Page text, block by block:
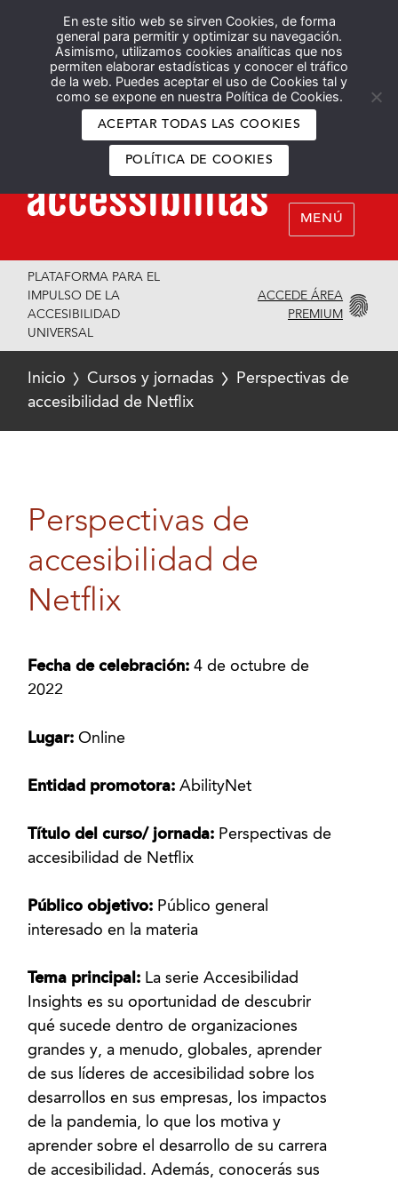
En este sitio web se sirven Cookies, de forma
general para permitir y optimizar su navegación.
Asimismo, utilizamos cookies analíticas que nos
permiten elaborar estadísticas y conocer el tráfico
de la web. Puedes aceptar el uso de Cookies tal y
como se expone en nuestra Política de Cookies.
ACEPTAR TODAS LAS COOKIES
POLÍTICA DE COOKIES
Español English
MENÚ
PLATAFORMA PARA EL
IMPULSO DE LA
ACCESIBILIDAD
UNIVERSAL
ACCEDE ÁREA
PREMIUM
Inicio Cursos y jornadas
Perspectivas de
accesibilidad de Netflix
Perspectivas de
accesibilidad de
Netflix
Fecha de celebración:4 de octubre de
2022
Lugar:Online
Entidad promotora:AbilityNet
Título del curso/ jornada: Perspectivas de
accesibilidad de Netflix
Público objetivo: Público general
interesado en la materia
Tema principal: La serie Accesibilidad
Insights es su oportunidad de descubrir
qué sucede dentro de organizaciones
grandes y, a menudo, globales, aprender
de sus líderes de accesibilidad sobre los
desarrollos en sus empresas, los impactos
de la pandemia, lo que los motiva y
aprender sobre el desarrollo de su carrera
de accesibilidad. Además, conocerás sus